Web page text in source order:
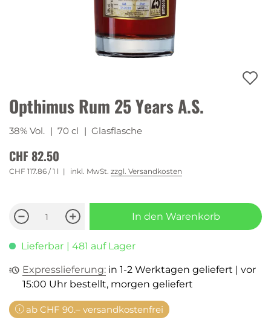
Opthimus Rum 25 Years A.S.
38% Vol. | 70 cl | Glasflasche
CHF 82.50
CHF 117.86 / 1 l inkl. MwSt. zzgl. Versandkosten
In den Warenkorb
Lieferbar | 481 auf Lager
Expresslieferung: in 1-2 Werktagen geliefert | vor
15:00 Uhr bestellt, morgen geliefert
ab CHF 90.– versandkostenfrei